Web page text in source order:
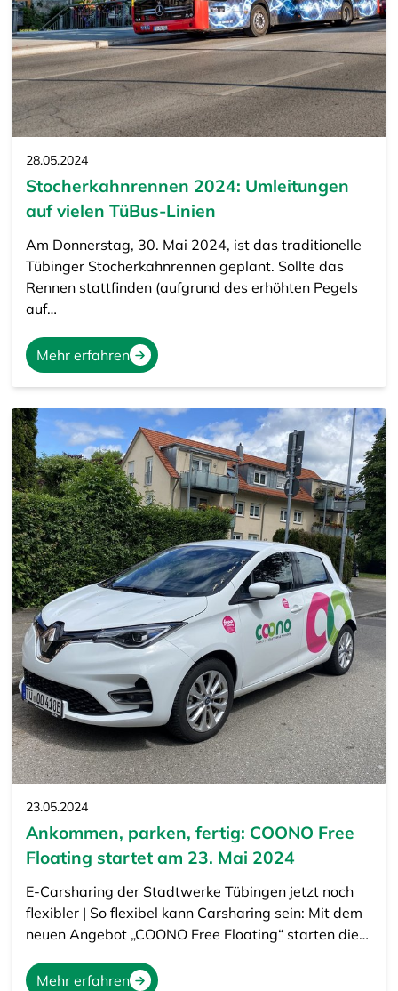
28.05.2024
Stocherkahnrennen 2024: Umleitungen
auf vielen TüBus-Linien
Am Donnerstag, 30. Mai 2024, ist das traditionelle
Tübinger Stocherkahnrennen geplant. Sollte das
Rennen stattfinden (aufgrund des erhöhten Pegels
auf…
Mehr erfahren
23.05.2024
Ankommen, parken, fertig: COONO Free
Floating startet am 23. Mai 2024
E-Carsharing der Stadtwerke Tübingen jetzt noch
flexibler | So flexibel kann Carsharing sein: Mit dem
neuen Angebot „COONO Free Floating“ starten die…
Mehr erfahren